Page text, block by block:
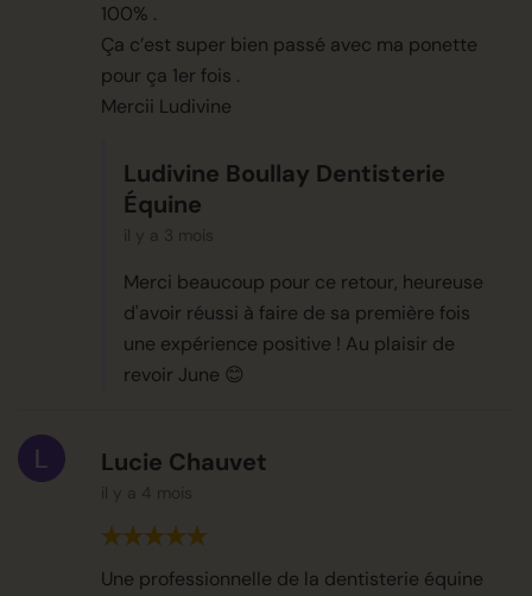
100% .
Ça c’est super bien passé avec ma ponette
pour ça 1er fois .
Mercii Ludivine
Ludivine Boullay Dentisterie
Équine
Merci beaucoup pour ce retour, heureuse
d'avoir réussi à faire de sa première fois
une expérience positive ! Au plaisir de
revoir June 😊
Lucie Chauvet
Une professionnelle de la dentisterie équine